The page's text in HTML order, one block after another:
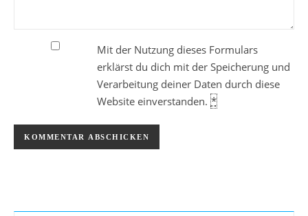
Mit der Nutzung dieses Formulars
erklärst du dich mit der Speicherung und
Verarbeitung deiner Daten durch diese
Website einverstanden. *